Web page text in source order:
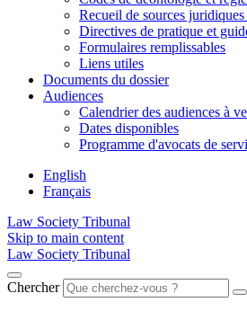
Recueil de sources
Directives de pratique et
Formulaires remplissables
Liens utiles
Documents du dossier
Audiences
Calendrier des audiences à
Dates disponibles
Programme d'avocats de
English
Français
Law Society Tribunal
Skip to main content
Law Society Tribunal
Chercher